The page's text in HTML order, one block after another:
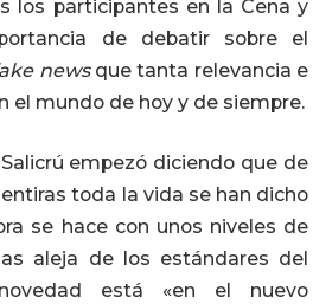
los participantes en la Cena y
de debatir sobre el
newsque tanta relevancia e
el mundo de hoy y de siempre.
empezó diciendo que de
toda la vida se han dicho
se hace con unos niveles de
aleja de los estándares del
está «en el nuevo